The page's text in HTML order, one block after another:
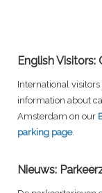
English Visitors:
International visitors
information about
Amsterdam on our
parking page.
Nieuws: